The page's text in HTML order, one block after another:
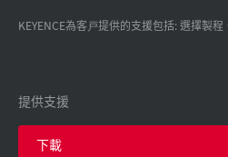
KEYENCE為客戸提供的支援包括: 選擇製
提供支援
下載